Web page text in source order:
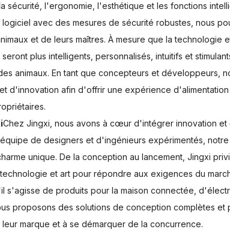
sécurité, l'ergonomie, l'esthétique et les fonctions
avec des mesures de sécurité robustes, nous
et de leurs maîtres. À mesure que la technologie
plus intelligents, personnalisés, intuitifs et
animaux. En tant que concepteurs et développeurs,
d'innovation afin d'offrir une expérience d'alimentation
Chez Jingxi, nous avons à cœur d'intégrer innovation et
de designers et d'ingénieurs expérimentés,
unique. De la conception au lancement, Jingxi
et art pour répondre aux exigences du
s'agisse de produits pour la maison connectée,
proposons des solutions de conception complètes et
marque et à se démarquer de la concurrence.